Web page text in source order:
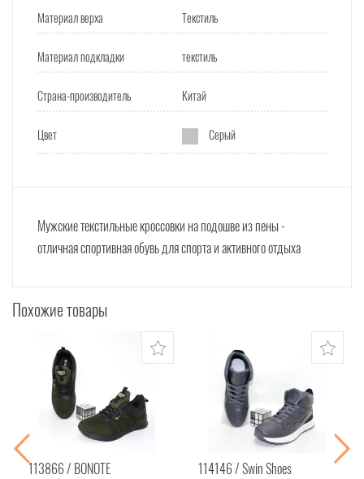
Материал верха Текстиль
Материал подкладки текстиль
Страна-производитель Китай
Цвет Серый
Мужские текстильные кроссовки на подошве из пены -
отличная спортивная обувь для спорта и активного отдыха
Похожие товары
113866 BONOTE
114146 Swin Shoes